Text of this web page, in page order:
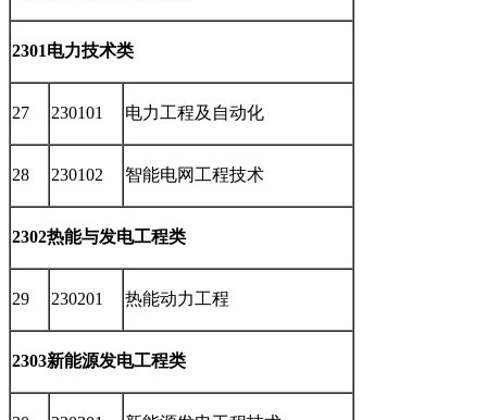
2301电力技术类
27 230101 电力工程及自动化
28 230102 智能电网工程技术
2302热能与发电工程类
29 230201 热能动力工程
2303新能源发电工程类